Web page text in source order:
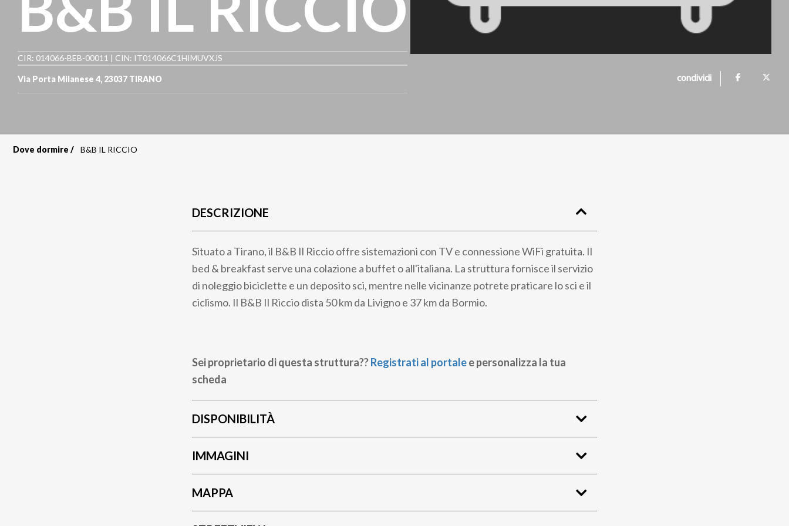
CIR: 014066-BEB-00011 | CIN: IT014066C1HIMUVXJS
Via Porta Milanese 4, 23037 TIRANO condividi
Dove dormire B&B IL RICCIO
DESCRIZIONE
Situato a Tirano, il B&B Il Riccio offre sistemazioni con TV e connessione WiFi gratuita. Il
bed & breakfast serve una colazione a buffet o all'italiana. La struttura fornisce il servizio
di noleggio biciclette e un deposito sci, mentre nelle vicinanze potrete praticare lo sci e il
ciclismo. Il B&B Il Riccio dista 50 km da Livigno e 37 km da Bormio.
Sei proprietario di questa struttura??Registrati al portalee personalizza la tua
scheda
DISPONIBILITÀ
IMMAGINI
MAPPA